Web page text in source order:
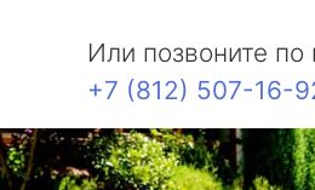
Или позвоните по
+7 (812) 507-16-